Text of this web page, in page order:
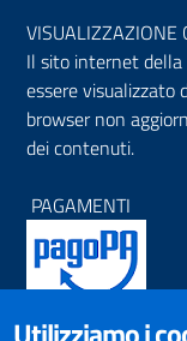
VISUALIZZAZIONE
Il sito internet della
essere visualizzato
browser non
dei contenuti.
PAGAMENTI